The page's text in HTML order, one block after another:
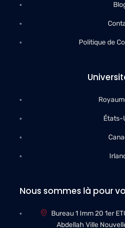
Politique de
États-
Nous sommes là pour
Bureau 1 Imm 20 1er
Abdellah Ville